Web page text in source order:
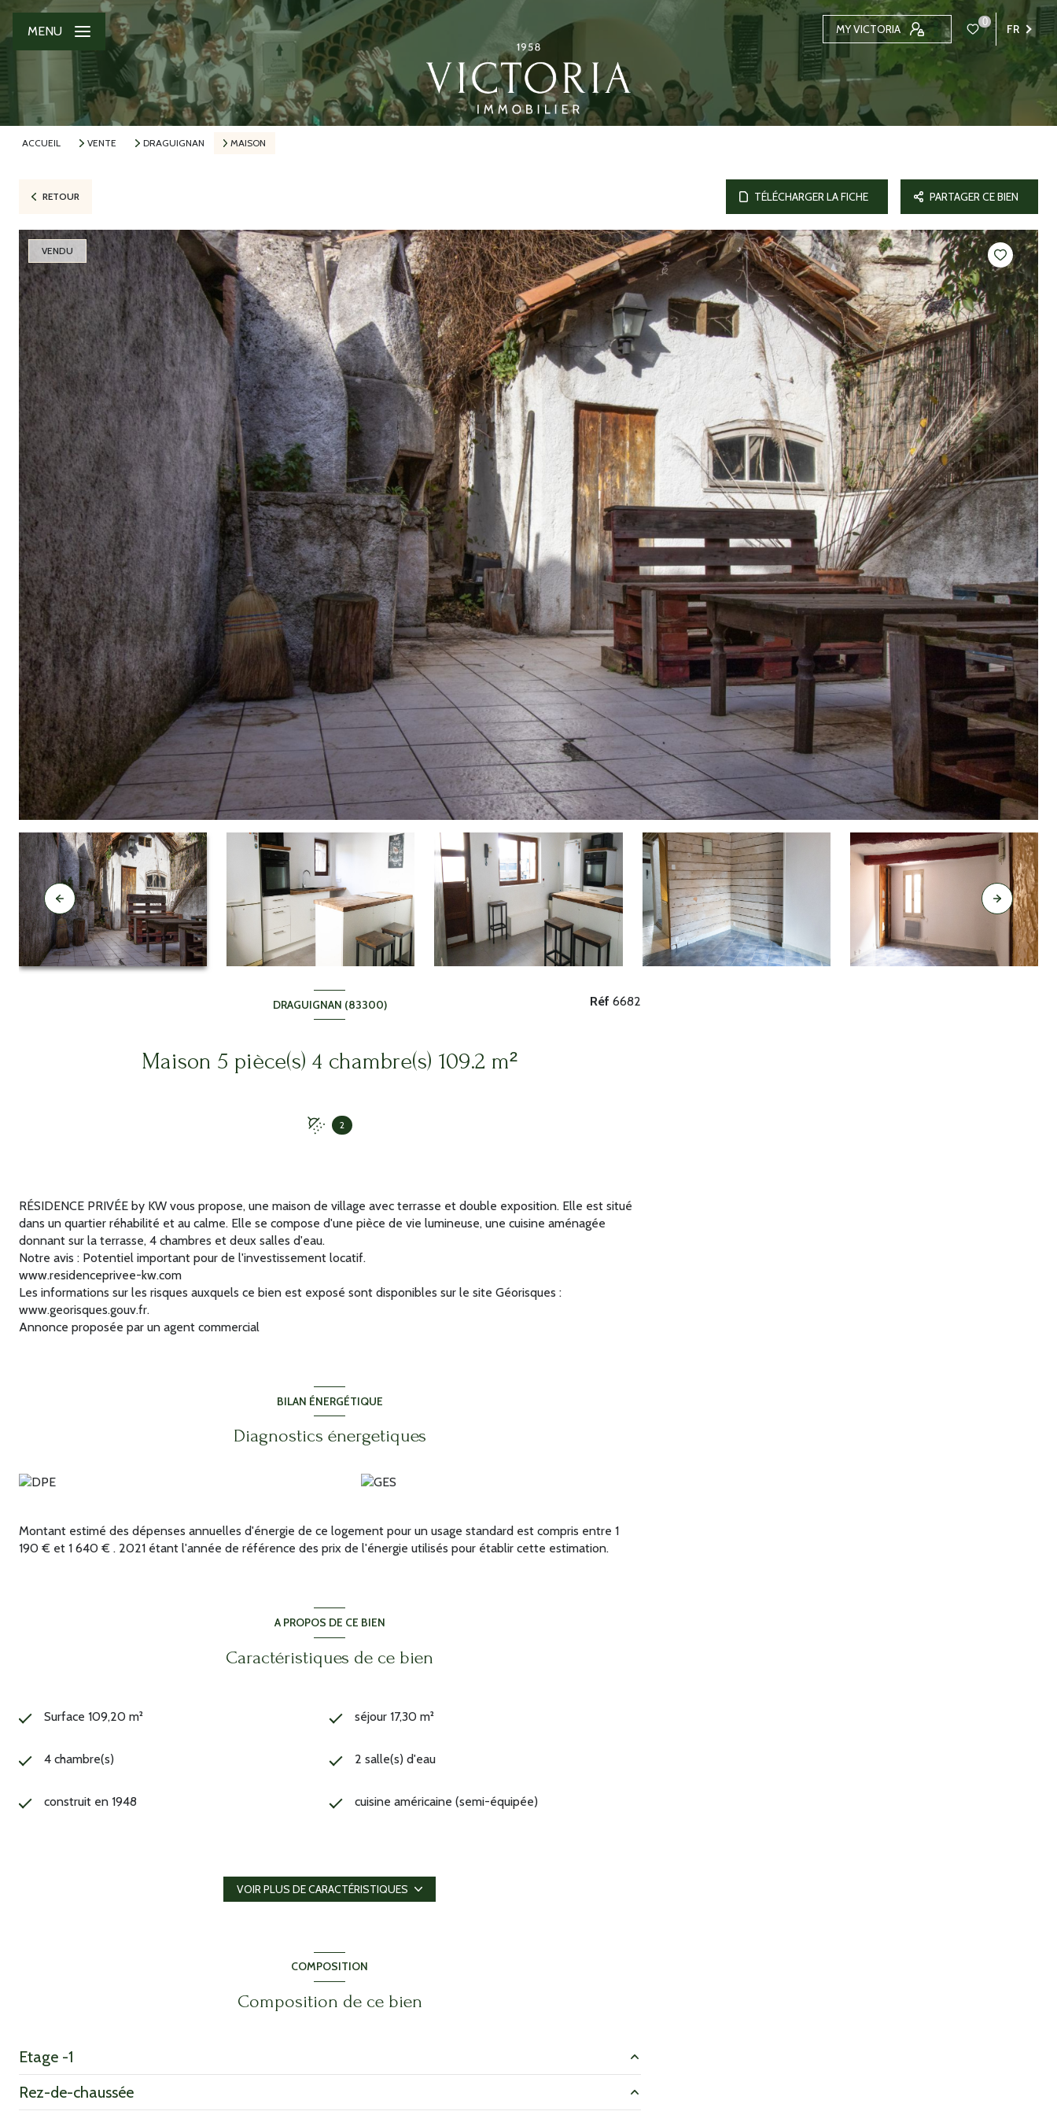
MY VICTORIA
0
FR
MENU
ACCUEIL VENTE DRAGUIGNAN MAISON
RETOUR TÉLÉCHARGER LA FICHE PARTAGER CE BIEN
VENDU
DRAGUIGNAN (83300)
Maison 5 pièce(s) 4 chambre(s) 109.2 m²
2
Réf 6682
RÉSIDENCE PRIVÉE by KW vous propose, une maison de village avec terrasse et double exposition. Elle est situé
dans un quartier réhabilité et au calme. Elle se compose d'une pièce de vie lumineuse, une cuisine aménagée
donnant sur la terrasse, 4 chambres et deux salles d'eau.
Notre avis : Potentiel important pour de l'investissement locatif.
www.residenceprivee-kw.com
Les informations sur les risques auxquels ce bien est exposé sont disponibles sur le site Géorisques :
www.georisques.gouv.fr.
Annonce proposée par un agent commercial
BILAN ÉNERGÉTIQUE
Diagnostics énergetiques
Montant estimé des dépenses annuelles d'énergie de ce logement pour un usage standard est compris entre 1
190 € et 1 640 € . 2021 étant l'année de référence des prix de l'énergie utilisés pour établir cette estimation.
A PROPOS DE CE BIEN
Caractéristiques de ce bien
Surface 109,20 m² séjour 17,30 m²
4 chambre(s) 2 salle(s) d'eau
construit en 1948 cuisine américaine (semi-équipée)
4 niveau(x)
VOIR PLUS DE CARACTÉRISTIQUES
COMPOSITION
Composition de ce bien
Etage -1
sous-sol
Rez-de-chaussée